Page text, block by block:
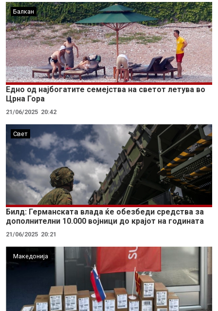
Балкан
Едно од најбогатите семејства на светот летува во
Црна Гора
21/06/2025 20:42
Свет
Билд: Германската влада ќе обезбеди средства за
дополнителни 10.000 војници до крајот на годината
21/06/2025 20:21
Македонија